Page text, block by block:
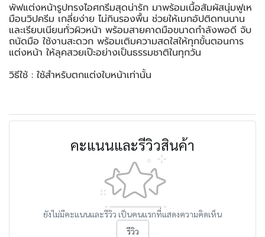
พัฟแต่งหน้ารูปทรงไอศกรีมสุดน่ารัก มาพร้อมเนื้อสัมผัสนุ่มฟูเห
มือนวิปครีม เกลี่ยง่าย ไม่กินรองพื้น ช่วยให้เมกอัปติดทนนาน
และเรียบเนียนทั่วผิวหน้า พร้อมสายคาดมือขนาดกำลังพอดี จับ
ถนัดมือ ใช้งานสะดวก พร้อมเติมความสดใสให้ทุกขั้นตอนการ
แต่งหน้า ให้ลุคสวยเป๊ะอย่างเป็นธรรมชาติในทุกวัน
วิธีใช้ : ใช้สำหรับตกแต่งใบหน้าเท่านั้น
คะแนนและรีวิวสินค้า
ยังไม่มีคะแนนและรีวิว เป็นคนแรกที่แสดงความคิดเห็น
รีวิว